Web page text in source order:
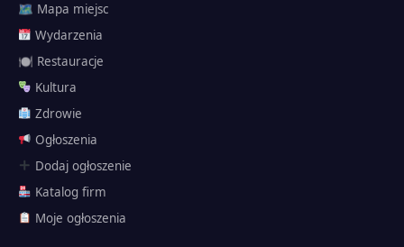
🗺 Mapa miejsc
Wydarzenia
🍽 Restauracje
Kultura
Zdrowie
Ogłoszenia
Dodaj ogłoszenie
Katalog firm
Moje ogłoszenia